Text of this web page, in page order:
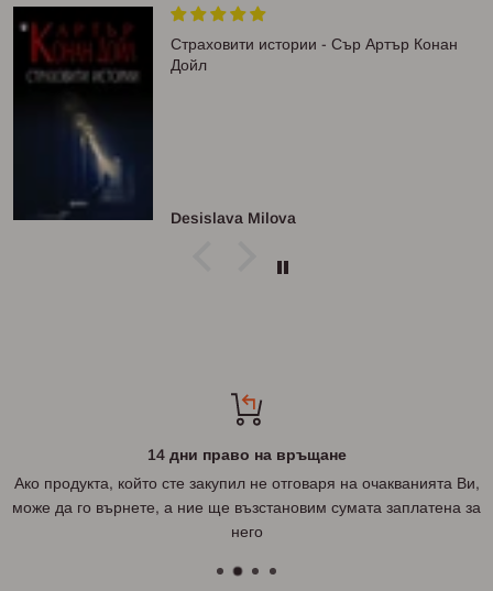
Страховити истории - Сър Артър Конан
Дойл
Desislava Milova
14 дни право на връщане
Ако продукта, който сте закупил не отговаря на очакванията Ви,
може да го върнете, а ние ще възстановим сумата заплатена за
него